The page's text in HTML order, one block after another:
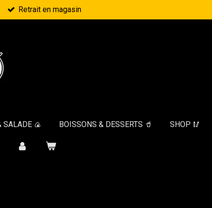
Retrait en magasin
SALADE 🍙 BOISSONS & DESSERTS 🥤 SHOP 🥢